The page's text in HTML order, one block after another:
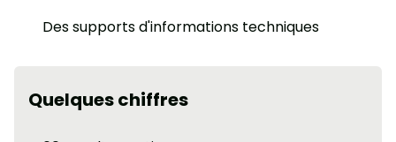
Des supports d'informations techniques
Quelques chiffres